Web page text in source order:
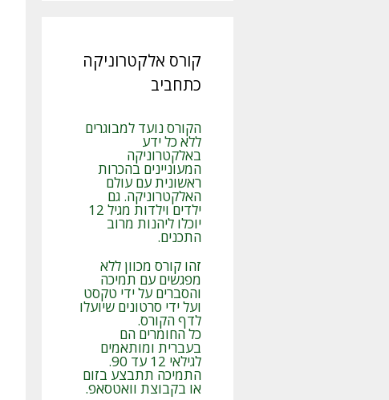
קורס אלקטרוניקה
כתחביב
הקורס נועד למבוגרים
ללא כל ידע
באלקטרוניקה
המעוניינים בהכרות
ראשונית עם עולם
האלקטרוניקה. גם
ילדים וילדות מגיל 12
יוכלו ליהנות מרוב
התכנים.
זהו קורס מכוון ללא
מפגשים עם תמיכה
והסברים על ידי טקסט
ועל ידי סרטונים שיועלו
לדף הקורס.
כל החומרים הם
בעברית ומותאמים
לגילאי 12 עד 90.
התמיכה תתבצע בזום
או בקבוצת וואטסאפ.